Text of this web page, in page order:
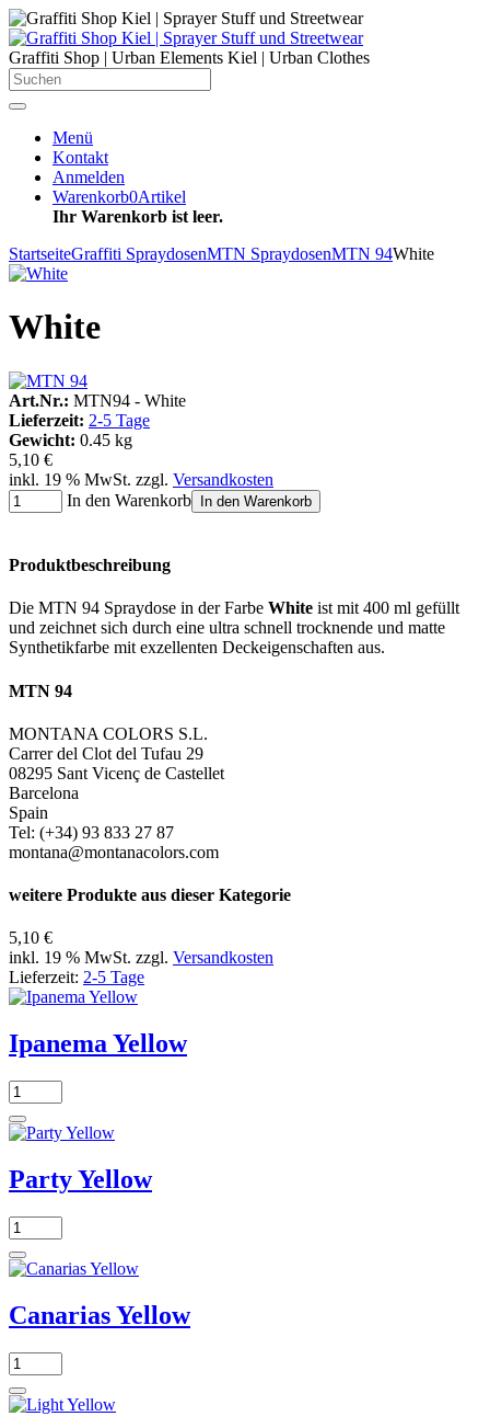
Graffiti Shop | Urban Elements Kiel | Urban Clothes
Menü
Kontakt
Anmelden
Warenkorb0Artikel
Ihr Warenkorb ist leer.
StartseiteGraffiti SpraydosenMTN SpraydosenMTN 94White
White
Art.Nr.: MTN94 - White
Lieferzeit: 2-5 Tage
Gewicht: 0.45 kg
5,10 €
inkl. 19 % MwSt. zzgl. Versandkosten
In den Warenkorb
In den Warenkorb
Produktbeschreibung
Die MTN 94 Spraydose in der Farbe White ist mit 400 ml gefüllt
und zeichnet sich durch eine ultra schnell trocknende und matte
Synthetikfarbe mit exzellenten Deckeigenschaften aus.
MTN 94
MONTANA COLORS S.L.
Carrer del Clot del Tufau 29
08295 Sant Vicenç de Castellet
Barcelona
Spain
Tel: (+34) 93 833 27 87
montana@montanacolors.com
weitere Produkte aus dieser Kategorie
5,10 €
inkl. 19 % MwSt. zzgl. Versandkosten
Lieferzeit: 2-5 Tage
Ipanema Yellow
Party Yellow
Canarias Yellow